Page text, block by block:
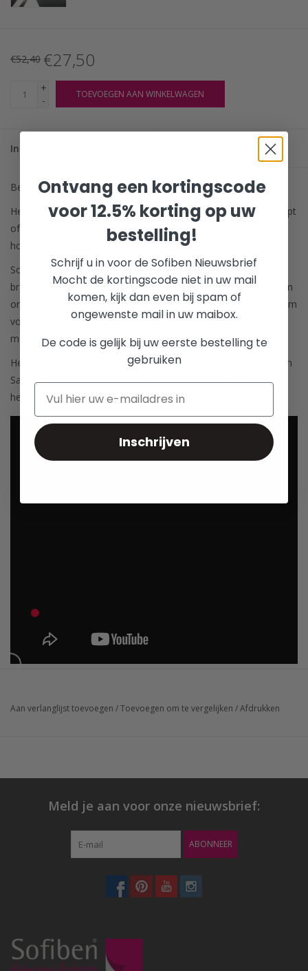
€52,40 €27,50
+
-
TOEVOEGEN AAN WINKELWAGEN
Informatie
Beschikbaarheid:Op voorraad(2)
Het komt het maar al te vaak voor dat de hoeslaken die u koopt
of te groot of te klein zijn. Niet verwonderlijk als men bedenkt
hoeveel verschillende matrassen er zijn.
Sofiben maakt uw hoeslaken op maat, zowel de lengte en
breedte, maar ook de hoogte. Het Sofiben hoeslaken heeft een
omslag van 10 – 15 cm die onder uw matras komt en is rondom
voorzien van elastiek, zodat het hoeslaken strak rond het
matras wordt getrokken.
Het hoeslaken wordt gemaakt van Percale katoen en heeft een
Sanfor behandeling ondergaan om bovenmatige krimp tijdens
het wassen en drogen zoveel mogelijk uit te sluiten.
Aan verlanglijst toevoegen /Toevoegen om te vergelijken /Afdrukken
Meld je aan voor onze nieuwsbrief:
ABONNEER
Ontvang een kortingscode
voor 12.5% korting op uw
bestelling!
Schrijf u in voor de Sofiben Nieuwsbrief
Mocht de kortingscode niet in uw mail
komen, kijk dan even bij spam of
ongewenste mail in uw maibox.
De code is gelijk bij uw eerste bestelling te
gebruiken
Inschrijven